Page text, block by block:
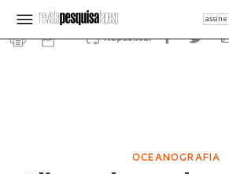
assine
Republicar
OCEANOGRAFIA